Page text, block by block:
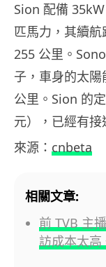
Sion 配備
匹馬力，其續
255 公里。
子，車身的太
公里。Sion 的
元），已經有接
來源： cnbeta
相關文章:
前 TVB 主
訪成本太